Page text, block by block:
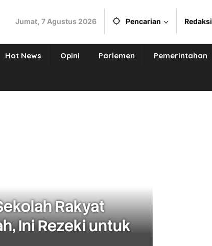
Jumat, 7 Agustus 2026 Pencarian Redaksi
Hot News Opini Parlemen Pemerintahan
Rakyat
Ini Rezeki untuk